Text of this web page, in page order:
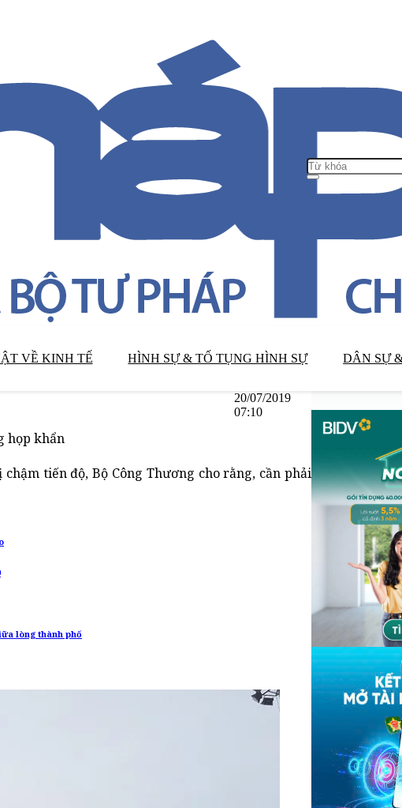
VỀ KINH TẾ HÌNH SỰ & TỐ TỤNG HÌNH SỰ DÂN SỰ
20/07/2019
07:10
họp khẩn
tiến độ, Bộ Công Thương cho rằng, cần phải
lòng thành phố